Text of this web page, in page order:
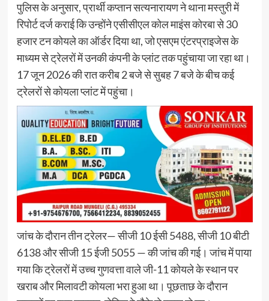
पुलिस के अनुसार, प्रार्थी कप्तान सत्यनारायण ने थाना मस्तुरी में
रिपोर्ट दर्ज कराई कि उन्होंने एसीसीएल कोल माइंस कोरबा से 30
हजार टन कोयले का ऑर्डर दिया था, जो एसएम एंटरप्राइजेस के
माध्यम से ट्रेलरों में उनकी कंपनी के प्लांट तक पहुंचाया जा रहा था।
17 जून 2026 की रात करीब 2 बजे से सुबह 7 बजे के बीच कई
ट्रेलरों से कोयला प्लांट में पहुंचा।
जांच के दौरान तीन ट्रेलर— सीजी 10 ईसी 5488, सीजी 10 बीटी
6138 और सीजी 15 ईजी 5055 — की जांच की गई। जांच में पाया
गया कि ट्रेलरों में उच्च गुणवत्ता वाले जी-11 कोयले के स्थान पर
खराब और मिलावटी कोयला भरा हुआ था। पूछताछ के दौरान